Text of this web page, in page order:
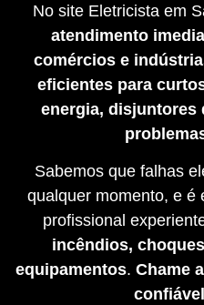
No site Eletricista em
atendimento
comércios e
eficientes para
energia, disjuntores
Sabemos que falhas
qualquer momento, e é
profissional
incêndios,
equipamentos. Chame